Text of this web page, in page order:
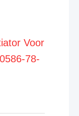
Voor
78-